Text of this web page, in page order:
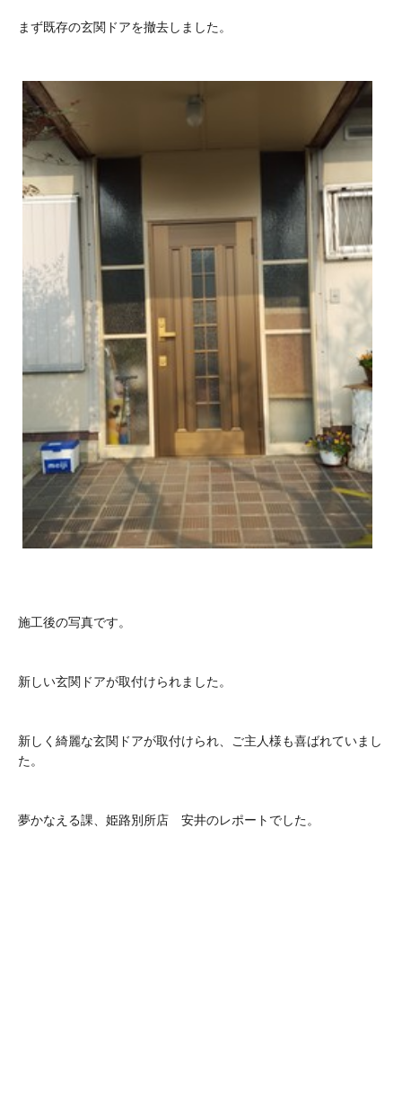
まず既存の玄関ドアを撤去しました。
施工後の写真です。
新しい玄関ドアが取付けられました。
新しく綺麗な玄関ドアが取付けられ、ご主人様も喜ばれていまし
た。
夢かなえる課、姫路別所店 安井のレポートでした。